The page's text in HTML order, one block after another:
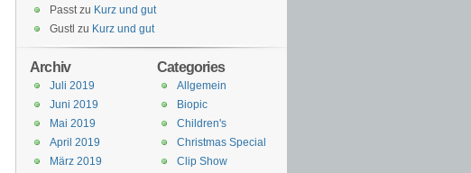
Passtzu Kurz und gut
Gustl zu Kurz und gut
Categories
Allgemein
Biopic
Children's
Christmas Special
Clip Show
Archiv
Juli 2019
Juni 2019
Mai 2019
April 2019
März 2019